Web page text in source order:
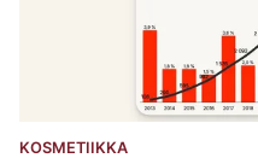
KOSMETIIKKA